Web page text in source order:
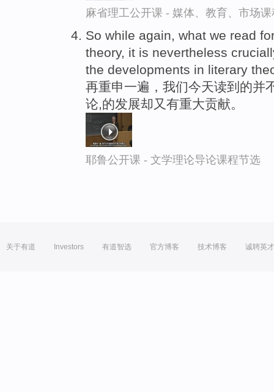
麻省理工公开课 - 媒体、教育、市场
So while again, what we read
theory, it is nevertheless
the developments in literary
再重申一遍，我们今天读到的并
论,的发展却又有重大贡献。
耶鲁公开课 - 文学理论导论课程节选
关于有道 Investors 有道智选 官方博客 技术博客 诚聘英才